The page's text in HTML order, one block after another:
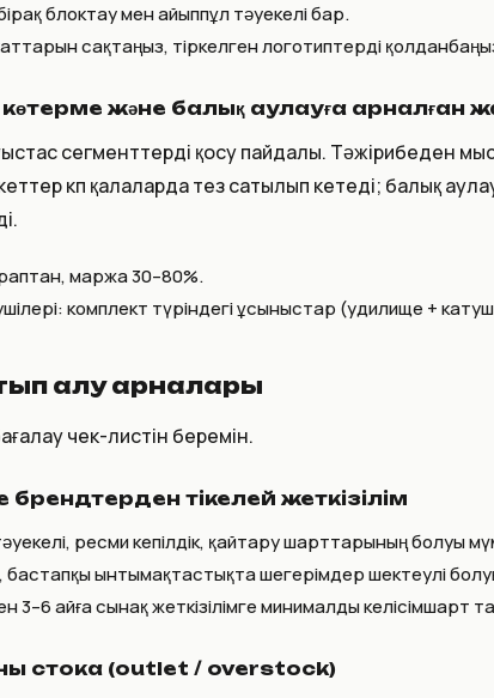
блоктау мен айыппұл тәуекелі бар.
сақтаңыз, тіркелген логотиптерді
және балық аулауға арналған
сегменттерді қосу пайдалы. Тәжірибеден
көп қалаларда тез сатылып кетеді; балық
маржа 30–80%.
комплект түріндегі ұсыныстар (удилище +
алу арналары
чек-листін беремін.
тікелей жеткізілім
ресми кепілдік, қайтару шарттарының болуы
бастапқы ынтымақтастықта шегерімдер шектеулі
айға сынақ жеткізілімге минималды келісімшарт
стока (outlet / overstock)